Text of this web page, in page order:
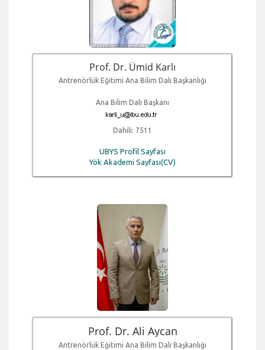
Prof. Dr. Ümid Karlı
Antrenörlük Eğitimi Ana Bilim Dalı Başkanlığı
Ana Bilim Dalı Başkanı
Dahili: 7511
UBYS Profil Sayfası
Yök Akademi Sayfası(CV)
Prof. Dr. Ali Aycan
Antrenörlük Eğitimi Ana Bilim Dalı Başkanlığı